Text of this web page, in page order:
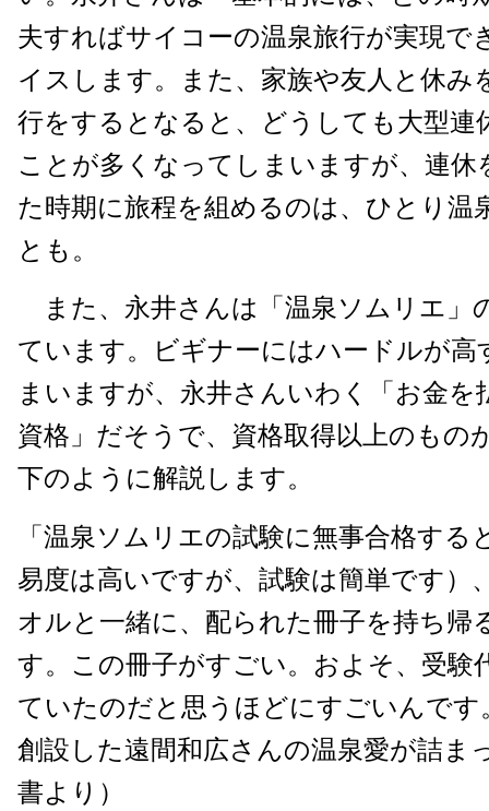
夫すればサイコーの温泉旅行が実現で
イスします。また、家族や友人と休み
行をするとなると、どうしても大型連
ことが多くなってしまいますが、連休
た時期に旅程を組めるのは、ひとり温
とも。
また、永井さんは「温泉ソムリエ」
ています。ビギナーにはハードルが高
まいますが、永井さんいわく「お金を
資格」だそうで、資格取得以上のもの
下のように解説します。
「温泉ソムリエの試験に無事合格する
易度は高いですが、試験は簡単です）
オルと一緒に、配られた冊子を持ち帰
す。この冊子がすごい。およそ、受験
ていたのだと思うほどにすごいんです
創設した遠間和広さんの温泉愛が詰ま
書より）